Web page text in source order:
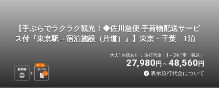
【手ぶらでラクラク観光！◆佐川急便 手荷物配送サービ
ス付『東京駅→宿泊施設（片道）』】東京・千葉 1泊
新幹線 ホテル
選べる
1 泊
大人1名様あたり 旅行代金（1～3名1室・税込）
27,980円 48,560円
表示旅行代金について